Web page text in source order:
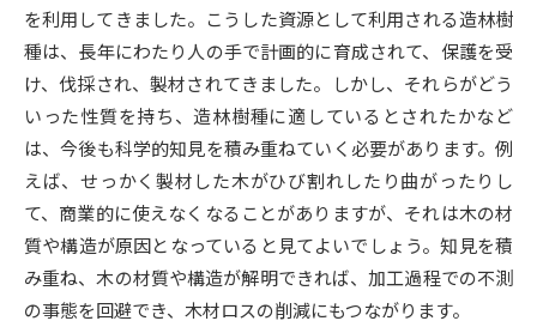
志望校・出願校を調べる
併願校選び 受験スケジュールを立てよう
先輩が入学を決めた理由 テレメール全国一斉進学調査
新生活お役立ちガイド
学問発見 学問検索
を利用してきました。こうした資源として利用される造林樹
種は、長年にわたり人の手で計画的に育成されて、保護を受
け、伐採され、製材されてきました。しかし、それらがどう
いった性質を持ち、造林樹種に適しているとされたかなど
は、今後も科学的知見を積み重ねていく必要があります。例
えば、せっかく製材した木がひび割れしたり曲がったりし
て、商業的に使えなくなることがありますが、それは木の材
質や構造が原因となっていると見てよいでしょう。知見を積
み重ね、木の材質や構造が解明できれば、加工過程での不測
の事態を回避でき、木材ロスの削減にもつながります。